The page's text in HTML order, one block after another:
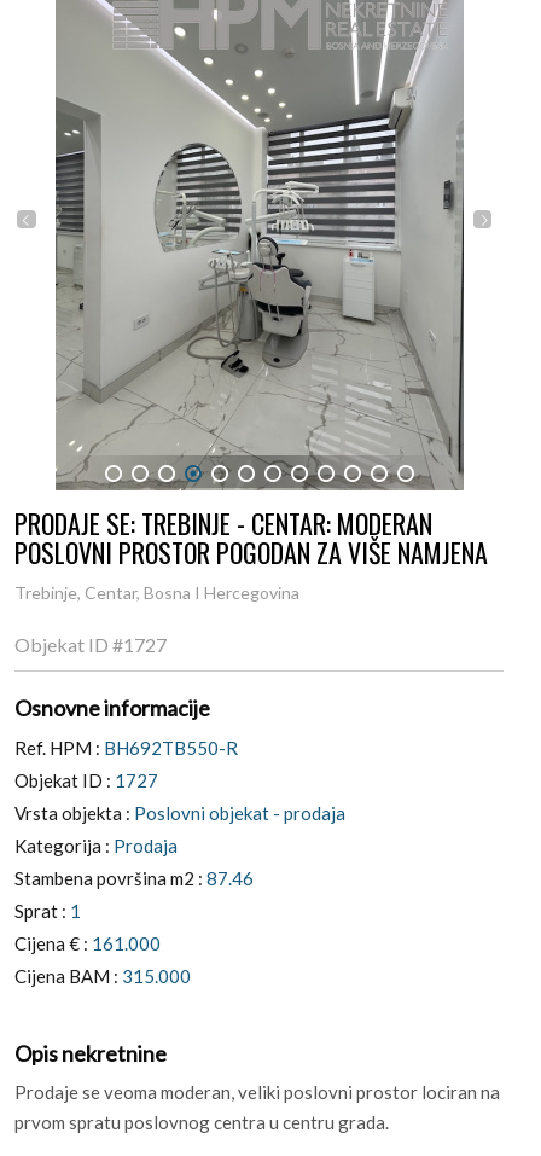
1 2 3 4 5 6 7 8 9 10 11 12
PRODAJE SE: TREBINJE - CENTAR: MODERAN
POSLOVNI PROSTOR POGODAN ZA VIŠE NAMJENA
Trebinje, Centar, Bosna I Hercegovina
Objekat ID #1727
Osnovne informacije
Ref. HPM : BH692TB550-R
Objekat ID : 1727
Vrsta objekta : Poslovni objekat - prodaja
Kategorija : Prodaja
Stambena površina m2 : 87.46
Sprat : 1
Cijena € : 161.000
Cijena BAM : 315.000
Opis nekretnine
Prodaje se veoma moderan, veliki poslovni prostor lociran na
prvom spratu poslovnog centra u centru grada.